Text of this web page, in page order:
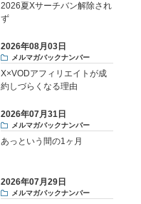
2026夏Xサーチバン解除され
ず
2026年08月03日
メルマガバックナンバー
X×VODアフィリエイトが成
約しづらくなる理由
2026年07月31日
メルマガバックナンバー
あっという間の1ヶ月
2026年07月29日
メルマガバックナンバー